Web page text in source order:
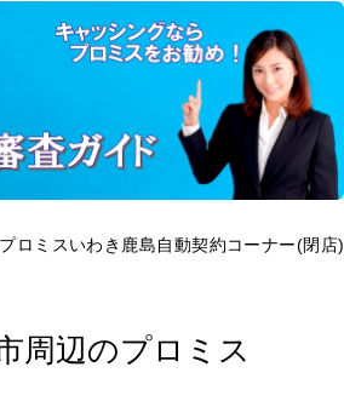
ロミスいわき鹿島自動契約コーナー(閉店)
周辺のプロミス